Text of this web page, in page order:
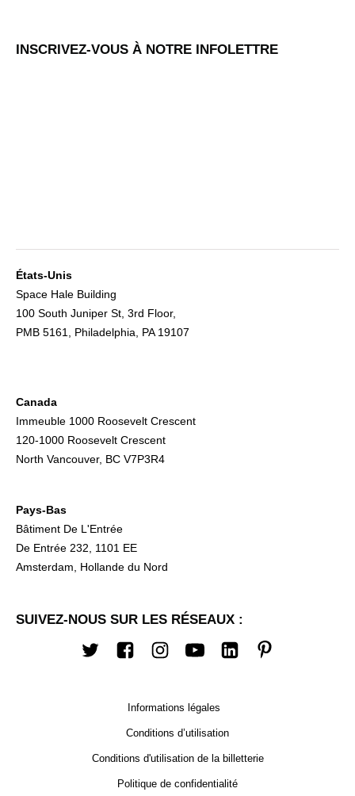
INSCRIVEZ-VOUS À NOTRE INFOLETTRE
États-Unis
Space Hale Building
100 South Juniper St, 3rd Floor,
PMB 5161, Philadelphia, PA 19107
Canada
Immeuble 1000 Roosevelt Crescent
120-1000 Roosevelt Crescent
North Vancouver, BC V7P3R4
Pays-Bas
Bâtiment De L'Entrée
De Entrée 232, 1101 EE
Amsterdam, Hollande du Nord
SUIVEZ-NOUS SUR LES RÉSEAUX :
TwitterFacebookInstagram
YoutubeLinkedIn
Informations légales
Conditions d’utilisation
Conditions d'utilisation de la billetterie
Politique de confidentialité